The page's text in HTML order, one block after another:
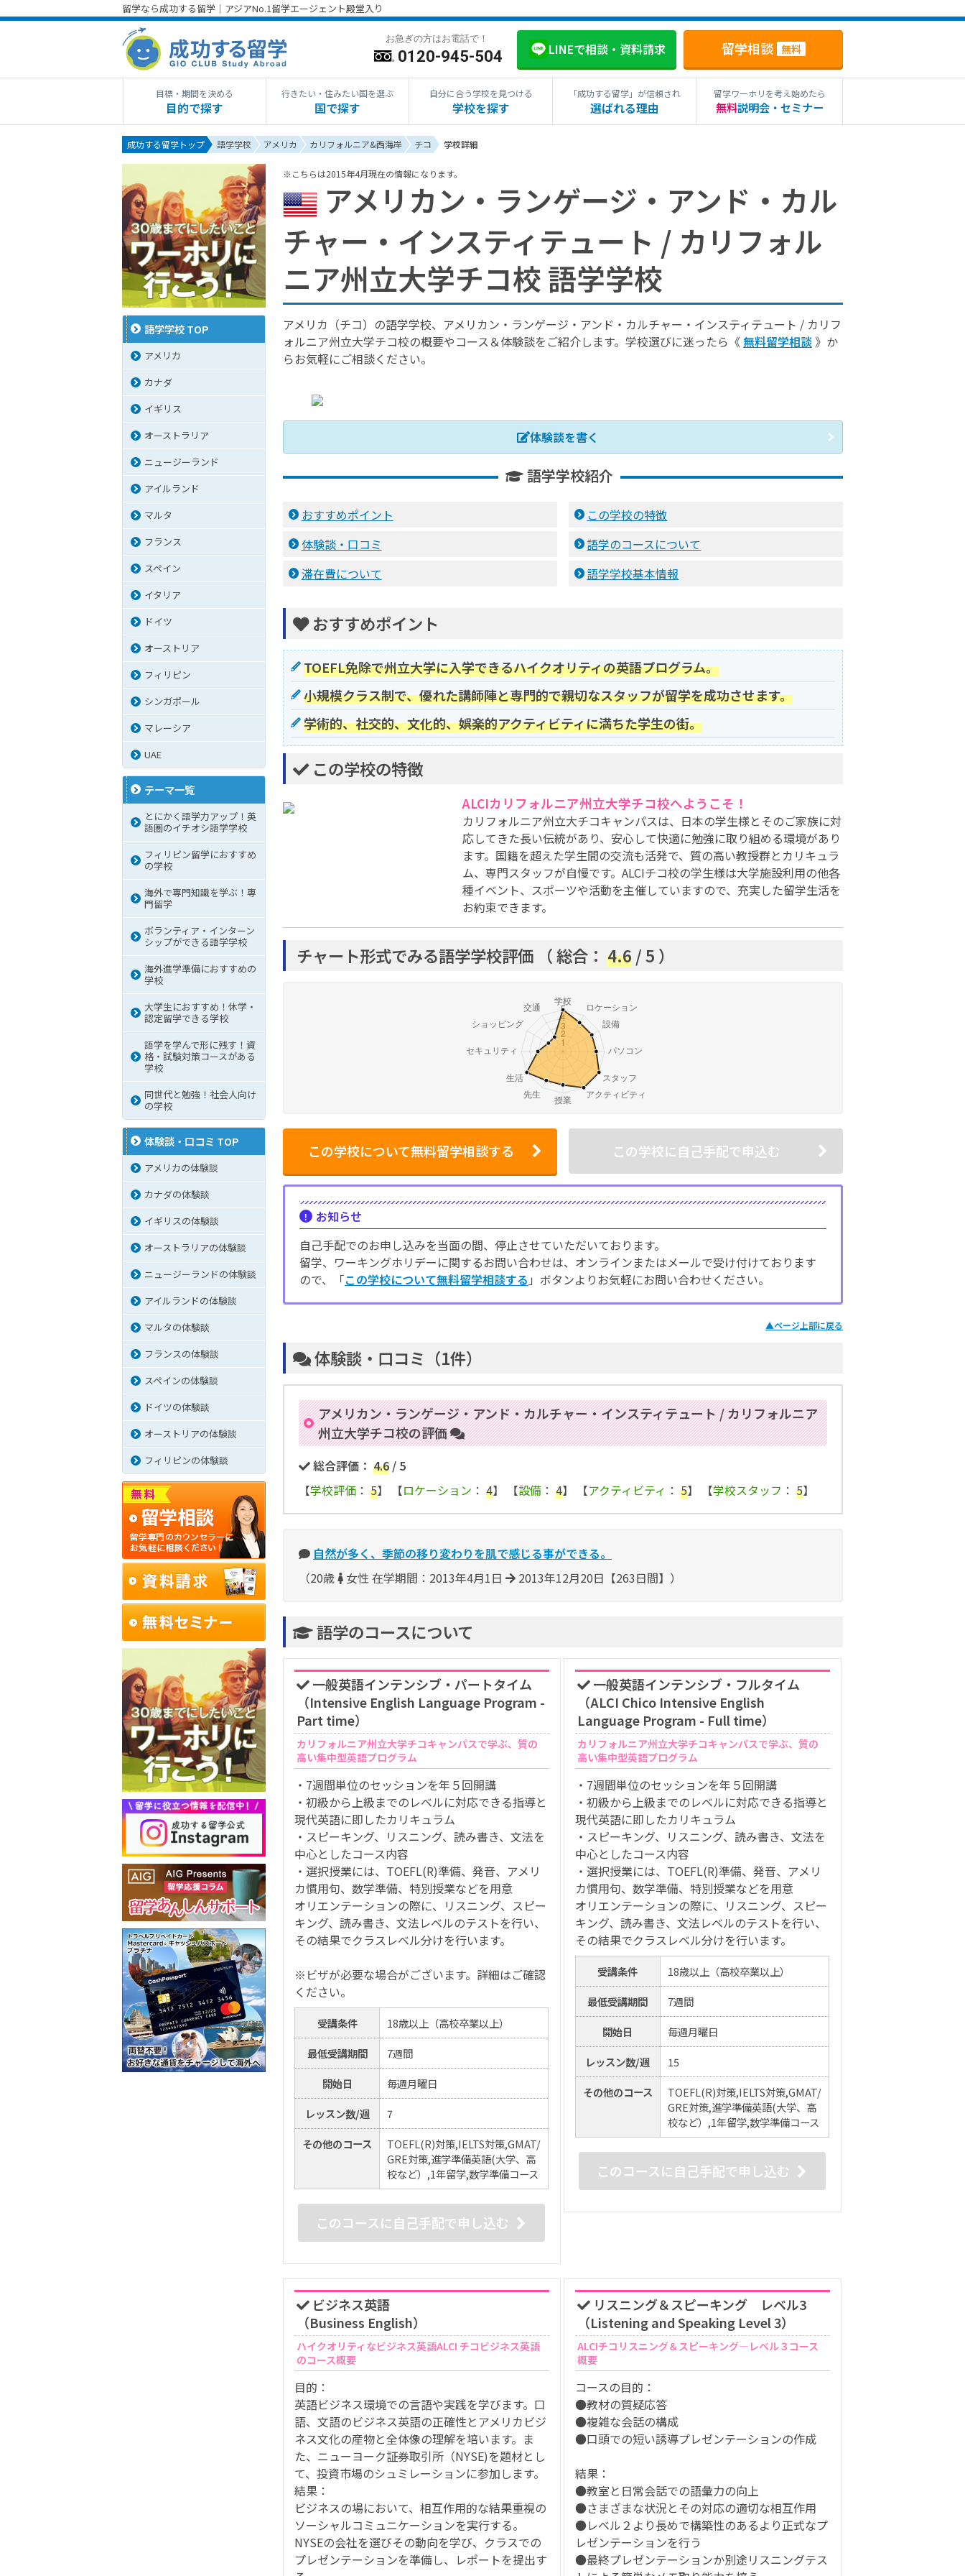
留学なら成功する留学｜アジアNo.1留学エージェント殿堂入り
お急ぎの方はお電話で！
0120-945-504 LINEで相談・資料請求 留学相談 無料
目標・期間を決める
目的で探す
行きたい・住みたい国を選ぶ
国で探す
自分に合う学校を見つける
学校を探す
「成功する留学」が信頼され
選ばれる理由
留学ワーホリを考え始めたら
無料説明会・セミナー
成功する留学トップ 語学学校 アメリカ カリフォルニア&西海岸 チコ 学校詳細
※こちらは2015年4月現在の情報になります。
アメリカン・ランゲージ・アンド・カル
チャー・インスティテュート / カリフォル
ニア州立大学チコ校 語学学校
アメリカ（チコ）の語学学校、アメリカン・ランゲージ・アンド・カルチャー・インスティテュート / カリフ
ォルニア州立大学チコ校の概要やコース＆体験談をご紹介します。学校選びに迷ったら《 無料留学相談 》か
らお気軽にご相談ください。
体験談を書く
語学学校紹介
おすすめポイント
この学校の特徴
体験談・口コミ
語学のコースについて
滞在費について
語学学校基本情報
おすすめポイント
TOEFL免除で州立大学に入学できるハイクオリティの英語プログラム。
小規模クラス制で、優れた講師陣と専門的で親切なスタッフが留学を成功させます。
学術的、社交的、文化的、娯楽的アクティビティに満ちた学生の街。
この学校の特徴
ALCIカリフォルニア州立大学チコ校へようこそ！
カリフォルニア州立大チコキャンパスは、日本の学生様とそのご家族に対
応してきた長い伝統があり、安心して快適に勉強に取り組める環境があり
ます。国籍を超えた学生間の交流も活発で、質の高い教授群とカリキュラ
ム、専門スタッフが自慢です。ALCIチコ校の学生様は大学施設利用の他各
種イベント、スポーツや活動を主催していますので、充実した留学生活を
お約束できます。
チャート形式でみる語学学校評価 （総合： 4.6 / 5 ）
この学校について無料留学相談する この学校に自己手配で申込む
お知らせ
自己手配でのお申し込みを当面の間、停止させていただいております。
留学、ワーキングホリデーに関するお問い合わせは、オンラインまたはメールで受け付けております
ので、「この学校について無料留学相談する 」ボタンよりお気軽にお問い合わせください。
▲ページ上部に戻る
体験談・口コミ（1件）
アメリカン・ランゲージ・アンド・カルチャー・インスティテュート / カリフォルニア
州立大学チコ校の評価
総合評価： 4.6 / 5
【学校評価 ： 5】 【ロケーション ： 4】 【設備 ： 4】 【アクティビティ ： 5】 【学校スタッフ ： 5】
自然が多く、季節の移り変わりを肌で感じる事ができる。
（20歳
女性 在学期間：2013年4月1日 2013年12月20日【263日間】）
語学のコースについて
一般英語インテンシブ・パートタイム
（Intensive English Language Program -
Part time）
カリフォルニア州立大学チコキャンパスで学ぶ、質の
高い集中型英語プログラム
・7週間単位のセッションを年５回開講
・初級から上級までのレベルに対応できる指導と
現代英語に即したカリキュラム
・スピーキング、リスニング、読み書き、文法を
中心としたコース内容
・選択授業には、TOEFL(R)準備、発音、アメリ
カ慣用句、数学準備、特別授業などを用意
オリエンテーションの際に、リスニング、スピー
キング、読み書き、文法レベルのテストを行い、
その結果でクラスレベル分けを行います。
※ビザが必要な場合がございます。詳細はご確認
ください。
受講条件
18歳以上（高校卒業以上）
最低受講期間
7週間
開始日
毎週月曜日
レッスン数/週
7
その他のコース
TOEFL(R)対策,IELTS対策,GMAT/
GRE対策,進学準備英語(大学、高
校など）,1年留学,数学準備コース
このコースに自己手配で申し込む
一般英語インテンシブ・フルタイム
（ALCI Chico Intensive English
Language Program - Full time）
カリフォルニア州立大学チコキャンパスで学ぶ、質の
高い集中型英語プログラム
・7週間単位のセッションを年５回開講
・初級から上級までのレベルに対応できる指導と
現代英語に即したカリキュラム
・スピーキング、リスニング、読み書き、文法を
中心としたコース内容
・選択授業には、TOEFL(R)準備、発音、アメリ
カ慣用句、数学準備、特別授業などを用意
オリエンテーションの際に、リスニング、スピー
キング、読み書き、文法レベルのテストを行い、
その結果でクラスレベル分けを行います。
受講条件
18歳以上（高校卒業以上）
最低受講期間
7週間
開始日
毎週月曜日
レッスン数/週
15
その他のコース
TOEFL(R)対策,IELTS対策,GMAT/
GRE対策,進学準備英語(大学、高
校など）,1年留学,数学準備コース
このコースに自己手配で申し込む
ビジネス英語
（Business English）
ハイクオリティなビジネス英語ALCI チコビジネス英語
のコース概要
目的：
英語ビジネス環境での言語や実践を学びます。口
語、文語のビジネス英語の正確性とアメリカビジ
ネス文化の産物と全体像の理解を培います。ま
た、ニューヨーク証券取引所（NYSE)を題材とし
て、投資市場のシュミレーションに参加します。
結果：
ビジネスの場において、相互作用的な結果重視の
ソーシャルコミュニケーションを実行する。
NYSEの会社を選びその動向を学び、クラスでの
プレゼンテーションを準備し、レポートを提出す
リスニング＆スピーキング レベル3
（Listening and Speaking Level 3）
ALCIチコリスニング＆スピーキング―レベル３コース
概要
コースの目的：
●教材の質疑応答
●複雑な会話の構成
●口頭での短い誘導プレゼンテーションの作成
結果：
●教室と日常会話での語彙力の向上
●さまざまな状況とその対応の適切な相互作用
●レベル２より長めで構築性のあるより正式なプ
レゼンテーションを行う
●最終プレゼンテーションか別途リスニングテス
語学学校 TOP
アメリカ
カナダ
イギリス
オーストラリア
ニュージーランド
アイルランド
マルタ
フランス
スペイン
イタリア
ドイツ
オーストリア
フィリピン
シンガポール
マレーシア
UAE
テーマ一覧
とにかく語学力アップ！英
語圏のイチオシ語学学校
フィリピン留学におすすめ
の学校
海外で専門知識を学ぶ！専
門留学
ボランティア・インターン
シップができる語学学校
海外進学準備におすすめの
学校
大学生におすすめ！休学・
認定留学できる学校
語学を学んで形に残す！資
格・試験対策コースがある
学校
同世代と勉強！社会人向け
の学校
体験談・口コミ TOP
アメリカの体験談
カナダの体験談
イギリスの体験談
オーストラリアの体験談
ニュージーランドの体験談
アイルランドの体験談
マルタの体験談
フランスの体験談
スペインの体験談
ドイツの体験談
オーストリアの体験談
フィリピンの体験談